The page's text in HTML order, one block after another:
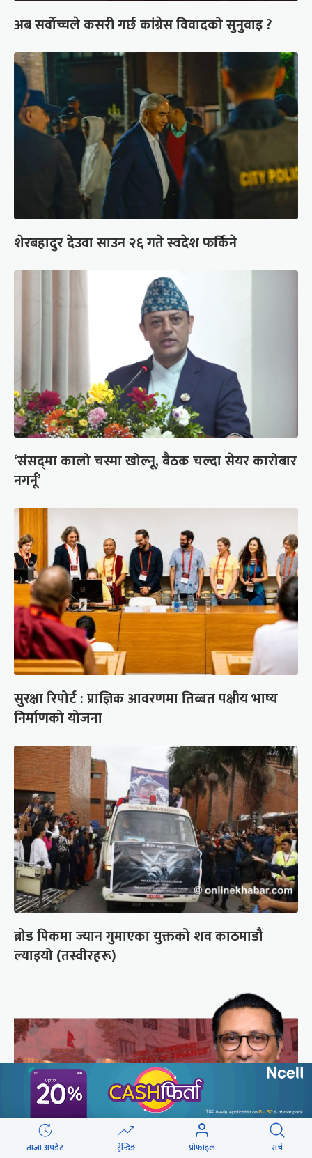
अब सर्वोच्चले कसरी गर्छ कांग्रेस विवादको सुनुवाइ ?
शेरबहादुर देउवा साउन २६ गते स्वदेश फर्किने
‘संसद्‍मा कालो चस्मा खोल्नू, बैठक चल्दा सेयर कारोबार
नगर्नू’
सुरक्षा रिपोर्ट : प्राज्ञिक आवरणमा तिब्बत पक्षीय भाष्य
निर्माणको योजना
ब्रोड पिकमा ज्यान गुमाएका युक्तको शव काठमाडौं
ल्याइयो (तस्वीरहरू)
ताजा अपडेट ट्रेन्डिङ प्रोफाइल सर्च